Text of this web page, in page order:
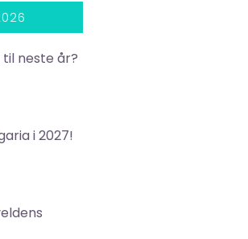
til neste år?
i 2027!